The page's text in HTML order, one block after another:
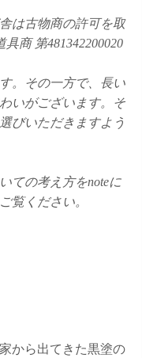
は古物商の許可を取
商 第481342200020
。その一方で、長い
いがございます。そ
びいただきますよう
ての考え方をnoteに
覧ください。
から出てきた黒塗の